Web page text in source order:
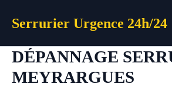
Serrurier Urgence 24h/24
DÉPANNAGE
MEYRARGUES